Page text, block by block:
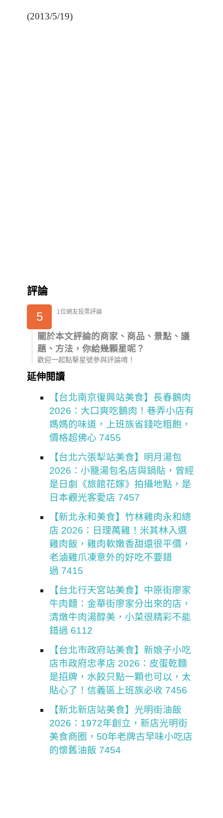
(2013/5/19)
評論
5 1位網友投票評論
關於本文評論的商家、商品、景點、議
題、方法，你給幾顆星呢？
歡迎一起點擊星號參與評論唷！
延伸閱讀
【台北南京復興站美食】長春鵝肉
2026：大口爽吃鵝肉！巷弄小店有
媽媽的味道，上班族省錢吃粗飽，
價格超佛心 7455
【台北六張犁站美食】明月湯包
2026：小籠湯包名店與鍋貼，曾經
是日劇《旅館花嫁》拍攝地點，是
日本觀光客愛店 7457
【新北永和美食】竹林雞肉永和總
店 2026：日理萬雞！米其林入選
雞肉飯，雞肉軟嫩香甜還很平價，
老滷雞爪凍意外的好吃不要錯
過 7415
【台北行天宮站美食】中原街廖家
牛肉麵：金華街廖家分出來的店，
清燉牛肉湯醇美，小菜很精彩不能
錯過 6112
【台北市政府站美食】新娘子小吃
店市政府忠孝店 2026：皮蛋乾麵
是招牌，水餃只點一顆也可以，太
貼心了！信義區上班族必收 7456
【新北新店站美食】光明街油飯
2026：1972年創立，新店光明街
美食商圈，50年老牌古早味小吃店
的懷舊油飯 7454